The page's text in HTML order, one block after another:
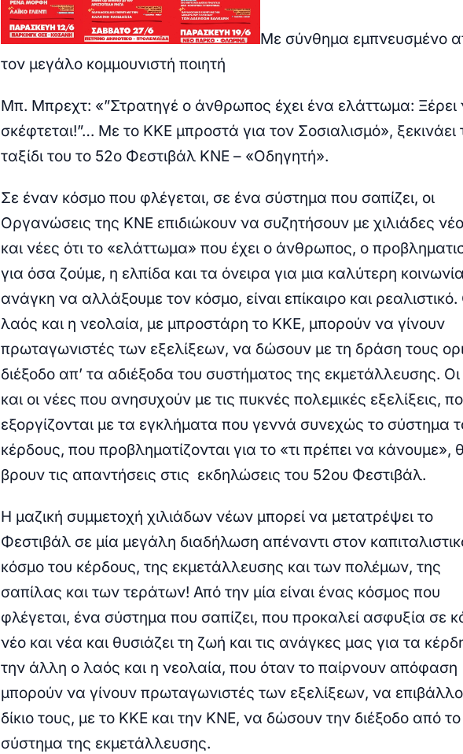
Με σύνθημα εμπνευσμένο
τον μεγάλο κομμουνιστή ποιητή
Μπ. Μπρεχτ: «”Στρατηγέ ο άνθρωπος έχει ένα ελάττωμα: Ξέρει
σκέφτεται!”… Με το ΚΚΕ μπροστά για τον Σοσιαλισμό», ξεκινάει
ταξίδι του το 52ο Φεστιβάλ ΚΝΕ – «Οδηγητή».
Σε έναν κόσμο που φλέγεται, σε ένα σύστημα που σαπίζει, οι
Οργανώσεις της ΚΝΕ επιδιώκουν να συζητήσουν με χιλιάδες
και νέες ότι το «ελάττωμα» που έχει ο άνθρωπος, ο
για όσα ζούμε, η ελπίδα και τα όνειρα για μια καλύτερη
ανάγκη να αλλάξουμε τον κόσμο, είναι επίκαιρο και
λαός και η νεολαία, με μπροστάρη το ΚΚΕ, μπορούν να γίνουν
πρωταγωνιστές των εξελίξεων, να δώσουν με τη δράση τους
διέξοδο απ’ τα αδιέξοδα του συστήματος της εκμετάλλευσης. Οι
και οι νέες που ανησυχούν με τις πυκνές πολεμικές εξελίξεις,
εξοργίζονται με τα εγκλήματα που γεννά συνεχώς το σύστημα
κέρδους, που προβληματίζονται για το «τι πρέπει να κάνουμε»,
βρουν τις απαντήσεις στις εκδηλώσεις του 52ου Φεστιβάλ.
Η μαζική συμμετοχή χιλιάδων νέων μπορεί να μετατρέψει το
Φεστιβάλ σε μία μεγάλη διαδήλωση απέναντι στον
κόσμο του κέρδους, της εκμετάλλευσης και των πολέμων, της
σαπίλας και των τεράτων! Από την μία είναι ένας κόσμος που
φλέγεται, ένα σύστημα που σαπίζει, που προκαλεί ασφυξία σε
νέο και νέα και θυσιάζει τη ζωή και τις ανάγκες μας για τα
την άλλη ο λαός και η νεολαία, που όταν το παίρνουν απόφαση
μπορούν να γίνουν πρωταγωνιστές των εξελίξεων, να
δίκιο τους, με το ΚΚΕ και την ΚΝΕ, να δώσουν την διέξοδο από το
σύστημα της εκμετάλλευσης.